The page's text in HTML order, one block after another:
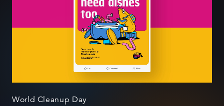
World Cleanup Day